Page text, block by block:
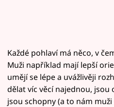
Každé pohlaví má něco, v
Muži například mají lepší
umějí se lépe a uvážlivěji
dělat víc věcí najednou,
jsou schopny (a to nám